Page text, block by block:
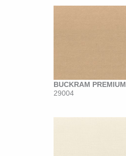
BUCKRAM PREMIUM
29004